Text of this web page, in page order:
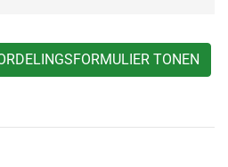
TONEN